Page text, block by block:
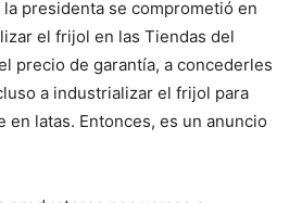
presidenta se comprometió en
el frijol en las Tiendas del
precio de garantía, a concederles
a industrializar el frijol para
en latas. Entonces, es un anuncio